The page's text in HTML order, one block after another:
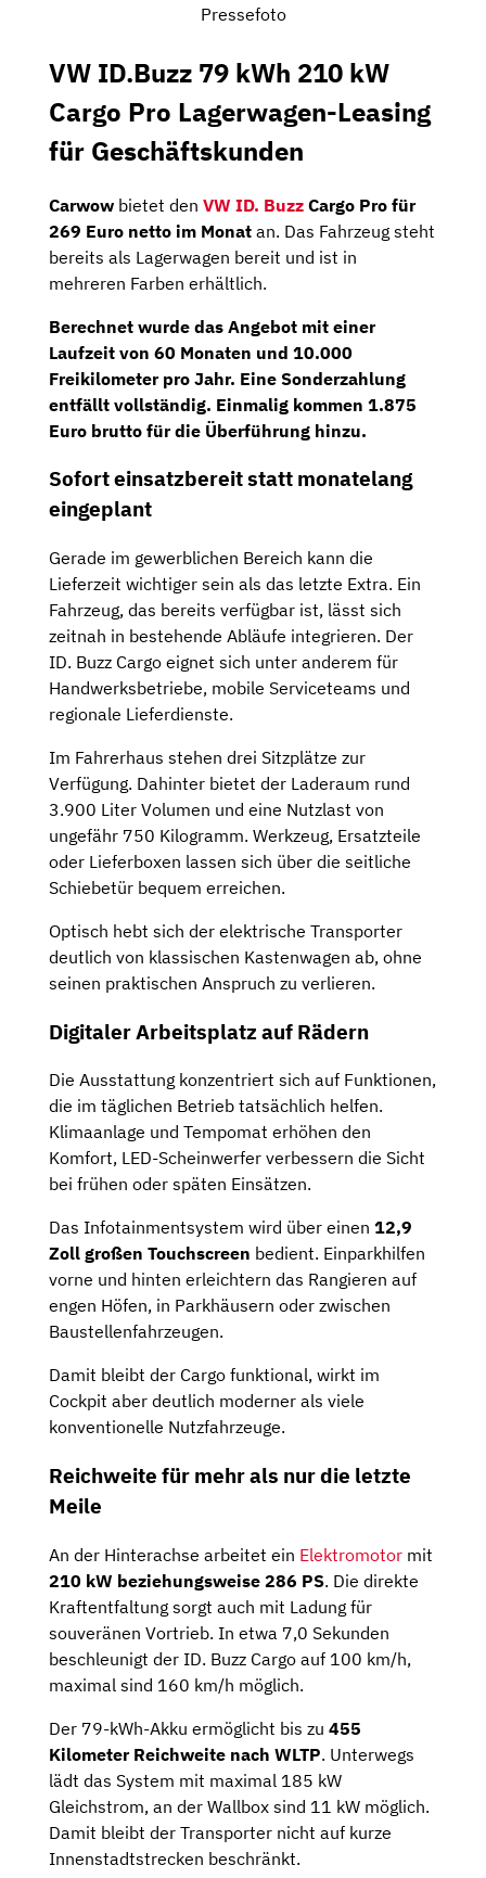
Pressefoto
VW ID.Buzz 79 kWh 210 kW
Cargo Pro Lagerwagen-Leasing
für Geschäftskunden
Carwow bietet den VW ID. Buzz Cargo Pro für
269 Euro netto im Monat an. Das Fahrzeug steht
bereits als Lagerwagen bereit und ist in
mehreren Farben erhältlich.
Berechnet wurde das Angebot mit einer
Laufzeit von 60 Monaten und 10.000
Freikilometer pro Jahr. Eine Sonderzahlung
entfällt vollständig. Einmalig kommen 1.875
Euro brutto für die Überführung hinzu.
Sofort einsatzbereit statt monatelang
eingeplant
Gerade im gewerblichen Bereich kann die
Lieferzeit wichtiger sein als das letzte Extra. Ein
Fahrzeug, das bereits verfügbar ist, lässt sich
zeitnah in bestehende Abläufe integrieren. Der
ID. Buzz Cargo eignet sich unter anderem für
Handwerksbetriebe, mobile Serviceteams und
regionale Lieferdienste.
Im Fahrerhaus stehen drei Sitzplätze zur
Verfügung. Dahinter bietet der Laderaum rund
3.900 Liter Volumen und eine Nutzlast von
ungefähr 750 Kilogramm. Werkzeug, Ersatzteile
oder Lieferboxen lassen sich über die seitliche
Schiebetür bequem erreichen.
Optisch hebt sich der elektrische Transporter
deutlich von klassischen Kastenwagen ab, ohne
seinen praktischen Anspruch zu verlieren.
Digitaler Arbeitsplatz auf Rädern
Die Ausstattung konzentriert sich auf Funktionen,
die im täglichen Betrieb tatsächlich helfen.
Klimaanlage und Tempomat erhöhen den
Komfort, LED-Scheinwerfer verbessern die Sicht
bei frühen oder späten Einsätzen.
Das Infotainmentsystem wird über einen 12,9
Zoll großen Touchscreen bedient. Einparkhilfen
vorne und hinten erleichtern das Rangieren auf
engen Höfen, in Parkhäusern oder zwischen
Baustellenfahrzeugen.
Damit bleibt der Cargo funktional, wirkt im
Cockpit aber deutlich moderner als viele
konventionelle Nutzfahrzeuge.
Reichweite für mehr als nur die letzte
Meile
An der Hinterachse arbeitet ein Elektromotor mit
210 kW beziehungsweise 286 PS. Die direkte
Kraftentfaltung sorgt auch mit Ladung für
souveränen Vortrieb. In etwa 7,0 Sekunden
beschleunigt der ID. Buzz Cargo auf 100 km/h,
maximal sind 160 km/h möglich.
Der 79-kWh-Akku ermöglicht bis zu 455
Kilometer Reichweite nach WLTP. Unterwegs
lädt das System mit maximal 185 kW
Gleichstrom, an der Wallbox sind 11 kW möglich.
Damit bleibt der Transporter nicht auf kurze
Innenstadtstrecken beschränkt.